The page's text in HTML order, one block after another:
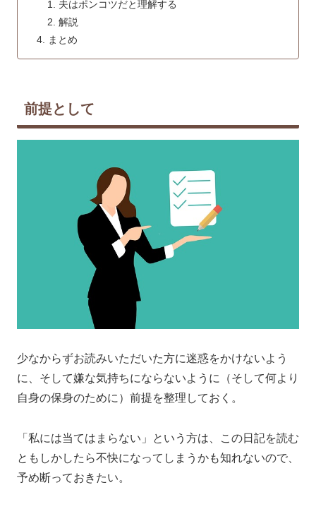
夫はポンコツだと理解する
解説
まとめ
前提として
少なからずお読みいただいた方に迷惑をかけないよう
に、そして嫌な気持ちにならないように（そして何より
自身の保身のために）前提を整理しておく。
「私には当てはまらない」という方は、この日記を読む
ともしかしたら不快になってしまうかも知れないので、
予め断っておきたい。